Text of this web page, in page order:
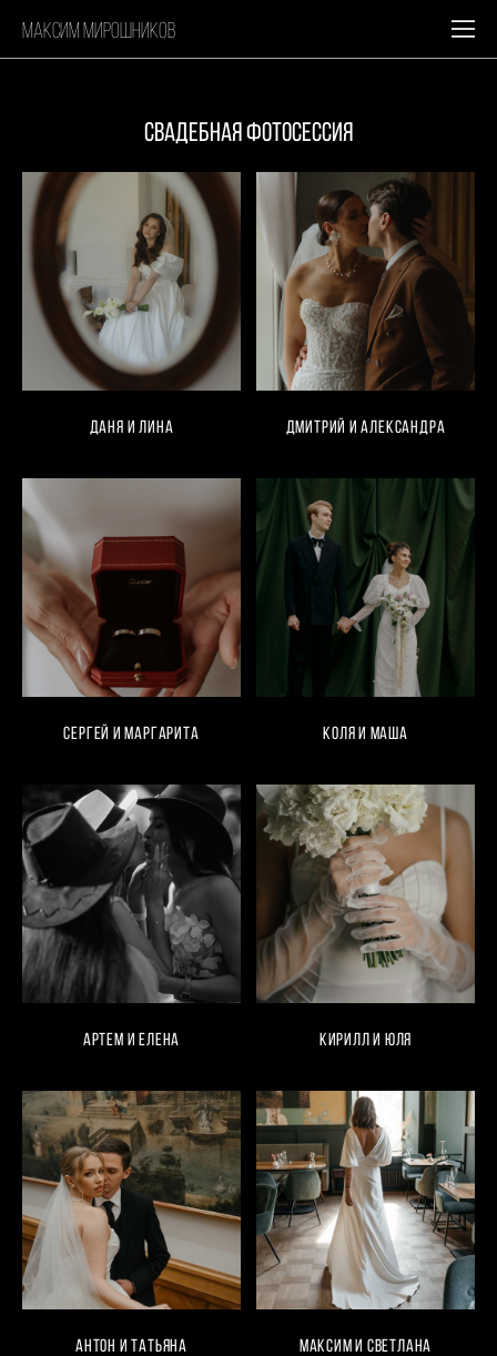
максим мирошников
СВАДЕБНАЯ ФОТОСЕССИЯ
Даня и Лина Дмитрий и Александра
Сергей и Маргарита Коля и Маша
Артем и Елена Кирилл и Юля
Антон и Татьяна Максим и Светлана